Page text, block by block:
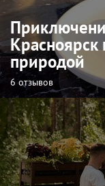
Красноярск
природой
6 отзывов